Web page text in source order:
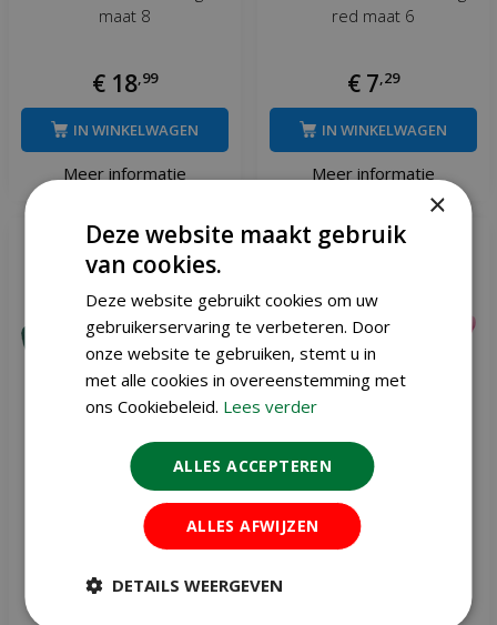
maat 8
€ 18 99
Meer informatie
IN WINKELWAGEN
red maat 6
€ 7 29
Meer informatie
IN WINKELWAGEN
Kixx handschoen garden
green maat 6
Kixx handschoen pretty
pink maat 8
×
Deze website maakt gebruik
van cookies.
Deze website gebruikt cookies om uw
gebruikerservaring te verbeteren. Door
onze website te gebruiken, stemt u in
met alle cookies in overeenstemming met
ons Cookiebeleid. Lees verder
ALLES ACCEPTEREN
ALLES AFWIJZEN
DETAILS WEERGEVEN